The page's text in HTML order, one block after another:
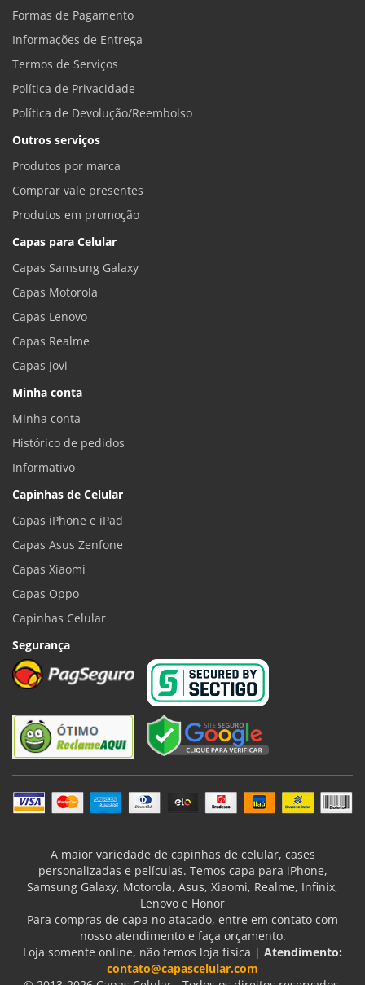
Formas de Pagamento
Informações de Entrega
Termos de Serviços
Política de Privacidade
Política de Devolução/Reembolso
Outros serviços
Produtos por marca
Comprar vale presentes
Produtos em promoção
Capas para Celular
Capas Samsung Galaxy
Capas Motorola
Capas Lenovo
Capas Realme
Capas Jovi
Minha conta
Minha conta
Histórico de pedidos
Informativo
Capinhas de Celular
Capas iPhone e iPad
Capas Asus Zenfone
Capas Xiaomi
Capas Oppo
Capinhas Celular
Segurança
A maior variedade de capinhas de celular, cases
personalizadas e películas. Temos capa para iPhone,
Samsung Galaxy, Motorola, Asus, Xiaomi, Realme, Infinix,
Lenovo e Honor
Para compras de capa no atacado, entre em contato com
nosso atendimento e faça orçamento.
Loja somente online, não temos loja física | Atendimento:
contato@capascelular.com